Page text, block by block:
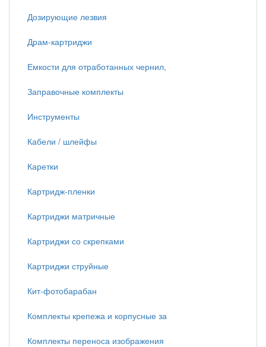
Дозирующие лезвия
Драм-картриджи
Емкости для отработанных чернил,
Заправочные комплекты
Инструменты
Кабели / шлейфы
Каретки
Картридж-пленки
Картриджи матричные
Картриджи со скрепками
Картриджи струйные
Кит-фотобарабан
Комплекты крепежа и корпусные за
Комплекты переноса изображения